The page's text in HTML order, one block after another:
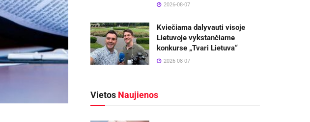
2026-08-07
Kviečiama dalyvauti visoje
Lietuvoje vykstančiame
konkurse „Tvari Lietuva“
2026-08-07
Vietos Naujienos